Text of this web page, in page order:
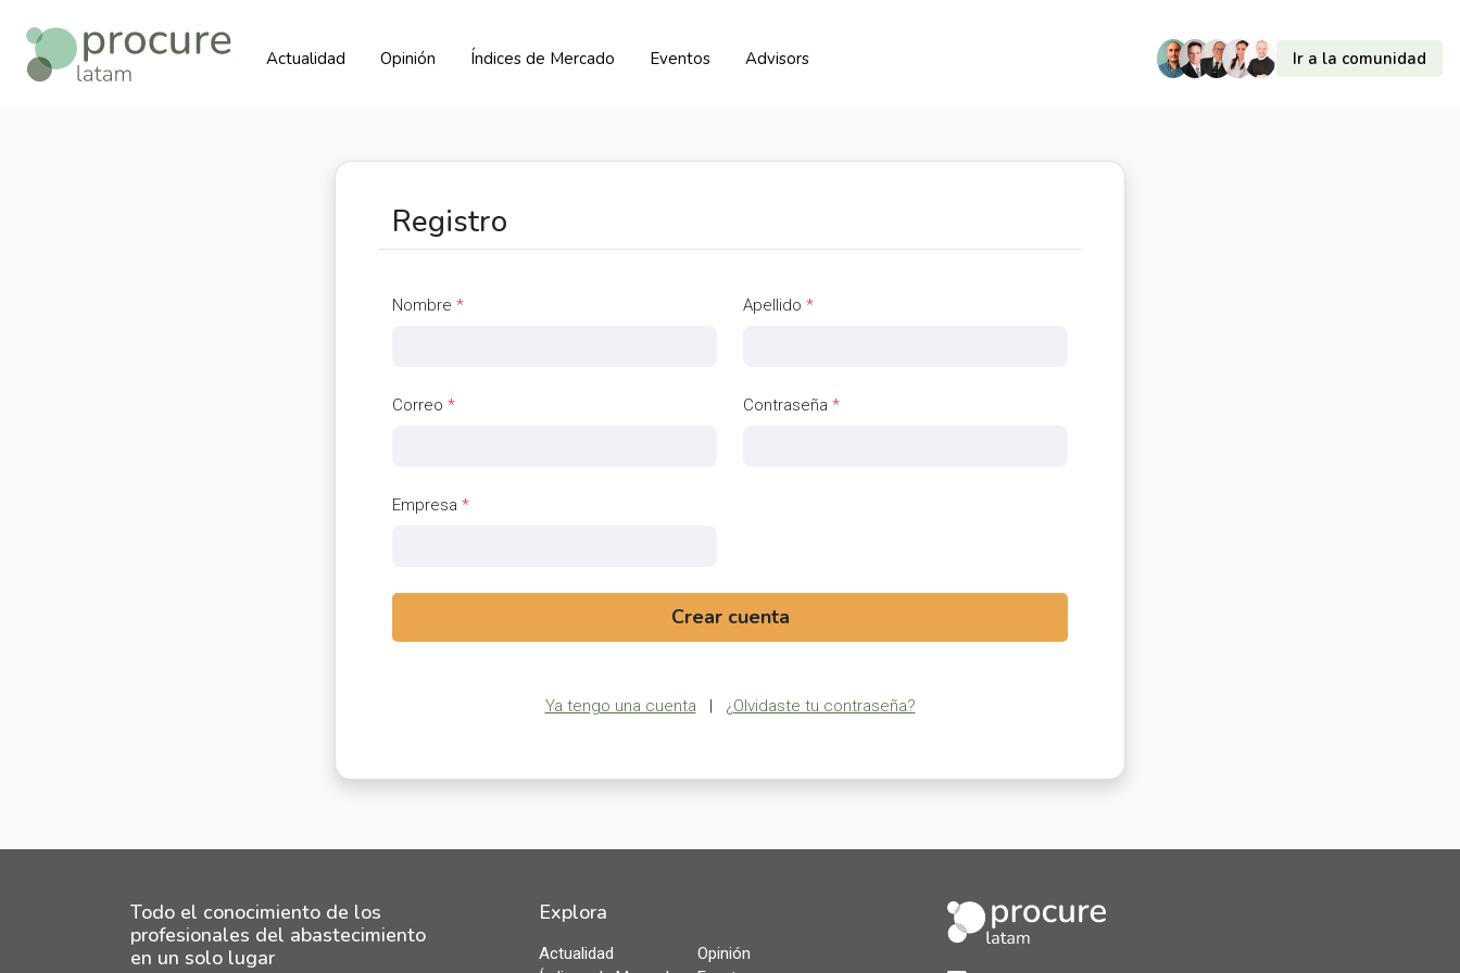
Actualidad Opinión Índices de Mercado Eventos Advisors Ir a la comunidad
Registro
Nombre * Apellido *
Correo * Contraseña *
Empresa *
Crear cuenta
Ya tengo una cuenta | ¿Olvidaste tu contraseña?
Todo el conocimiento de los
profesionales del abastecimiento
en un solo lugar
Explora
Actualidad
Opinión